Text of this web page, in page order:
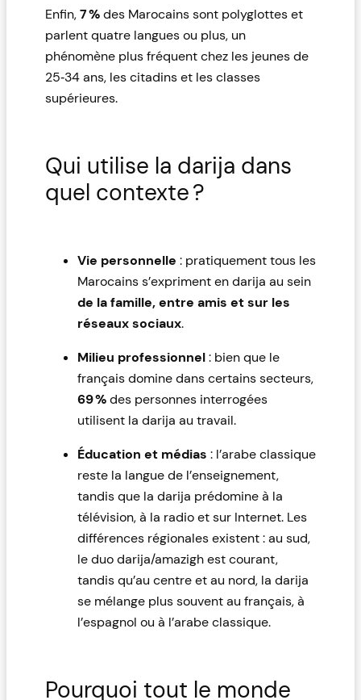
Enfin,7 %des Marocains sont polyglottes et
parlent quatre langues ou plus, un
phénomène plus fréquent chez les jeunes de
25‑34 ans, les citadins et les classes
supérieures.
Qui utilise la darija dans
quel contexte ?
Vie personnelle : pratiquement tous les
Marocains s’expriment en darija au sein
de la famille, entre amis et sur les
réseaux sociaux.
Milieu professionnel: bien que le
français domine dans certains secteurs,
69 %des personnes interrogées
utilisent la darija au travail.
Éducation et médias : l’arabe classique
reste la langue de l’enseignement,
tandis que la darija prédomine à la
télévision, à la radio et sur Internet. Les
différences régionales existent : au sud,
le duo darija/amazigh est courant,
tandis qu’au centre et au nord, la darija
se mélange plus souvent au français, à
l’espagnol ou à l’arabe classique.
Pourquoi tout le monde